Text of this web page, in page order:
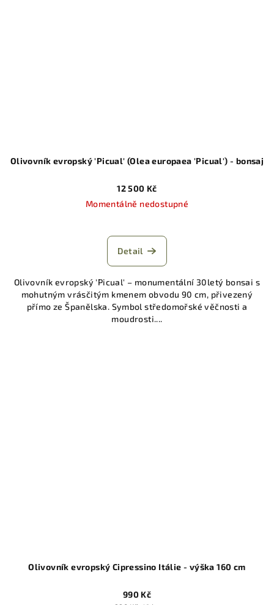
Olivovník evropský 'Picual' (Olea europaea 'Picual') - bonsaj
12 500 Kč
Momentálně nedostupné
Detail
Olivovník evropský 'Picual' – monumentální 30letý bonsai s
mohutným vrásčitým kmenem obvodu 90 cm, přivezený
přímo ze Španělska. Symbol středomořské věčnosti a
moudrosti....
Olivovník evropský Cipressino Itálie - výška 160 cm
990 Kč